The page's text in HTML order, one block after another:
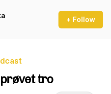
+ Follow
tro